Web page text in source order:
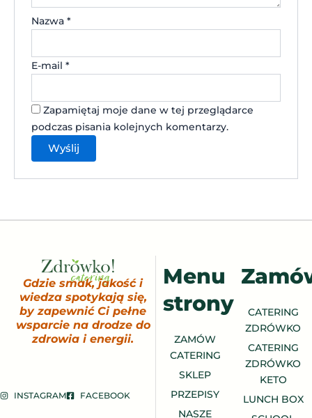
Nazwa*
E-mail*
Zapamiętaj moje dane w tej przeglądarce
podczas pisania kolejnych komentarzy.
Gdzie smak, jakość i
wiedza spotykają się,
by zapewnić Ci pełne
wsparcie na drodze do
zdrowia i energii.
INSTAGRAM FACEBOOK
Menu
strony
ZAMÓW
CATERING
SKLEP
PRZEPISY
NASZE
CATERING
ZDRÓWKO
CATERING
ZDRÓWKO
KETO
LUNCH BOX